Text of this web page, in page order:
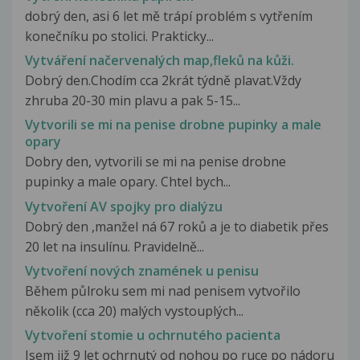
dobrý den, asi 6 let mě trápí problém s vytřením
konečníku po stolici. Prakticky...
Vytváření načervenalých map,fleků na kůži.
Dobrý den.Chodím cca 2krát týdně plavat.Vždy
zhruba 20-30 min plavu a pak 5-15...
Vytvorili se mi na penise drobne pupinky a male
opary
Dobry den, vytvorili se mi na penise drobne
pupinky a male opary. Chtel bych...
Vytvoření AV spojky pro dialýzu
Dobrý den ,manžel ná 67 roků a je to diabetik přes
20 let na insulínu. Pravidelně...
Vytvoření nových znamének u penisu
Během půlroku sem mi nad penisem vytvořilo
několik (cca 20) malých vystouplých...
Vytvoření stomie u ochrnutého pacienta
Jsem již 9 let ochrnutý od nohou po ruce po nádoru